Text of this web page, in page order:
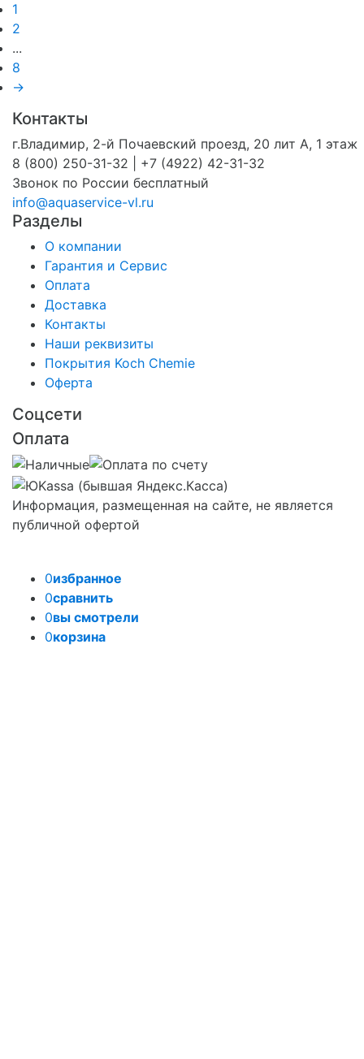
1
2
...
8
→
Контакты
г.Владимир, 2-й Почаевский проезд, 20 лит А, 1 этаж
8 (800) 250-31-32 | +7 (4922) 42-31-32
Звонок по России бесплатный
info@aquaservice-vl.ru
Разделы
О компании
Гарантия и Сервис
Оплата
Доставка
Контакты
Наши реквизиты
Покрытия Koch Chemie
Оферта
Соцсети
Оплата
Информация, размещенная на сайте, не является
публичной офертой
0избранное
0сравнить
0вы смотрели
0корзина